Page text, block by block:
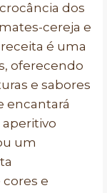
dos
cereja e
é uma
oferecendo
e sabores
encantará
aperitivo
um
e